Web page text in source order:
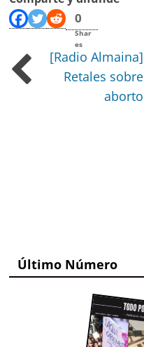
0
Shar
es
[Radio Almaina]
Retales sobre
aborto
Último Número